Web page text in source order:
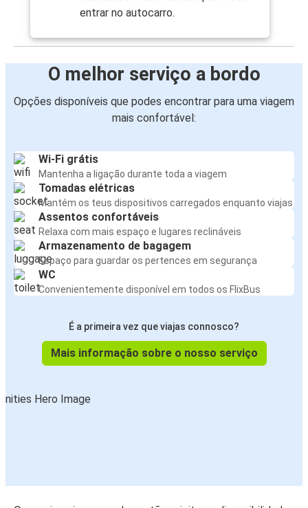
entrar no autocarro.
O melhor serviço a bordo
Opções disponíveis que podes encontrar para uma viagem
mais confortável:
Wi-Fi grátis
Mantenha a ligação durante toda a viagem
Tomadas elétricas
Mantém os teus dispositivos carregados enquanto viajas
Assentos confortáveis
Relaxa com mais espaço e lugares reclináveis
Armazenamento de bagagem
Espaço para guardar os pertences em segurança
WC
Convenientemente disponível em todos os FlixBus
É a primeira vez que viajas connosco?
Mais informação sobre o nosso serviço